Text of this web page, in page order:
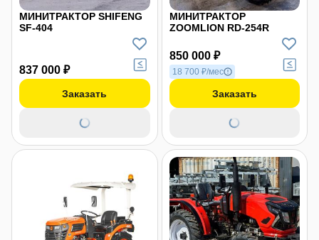
МИНИТРАКТОР SHIFENG
SF-404
837 000 ₽
Заказать
МИНИТРАКТОР
ZOOMLION RD-254R
850 000 ₽
18 700 ₽/мес
Заказать